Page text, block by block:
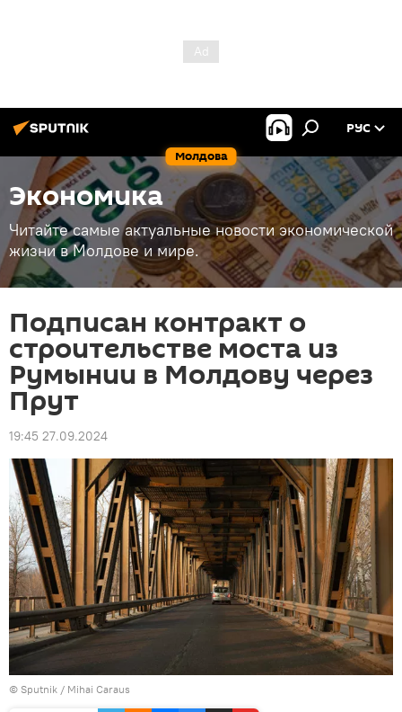
Молдова
РУС
Экономика
Читайте самые актуальные новости экономической
жизни в Молдове и мире.
Подписан контракт о
строительстве моста из
Румынии в Молдову через
Прут
19:45 27.09.2024
© Sputnik / Mihai Caraus